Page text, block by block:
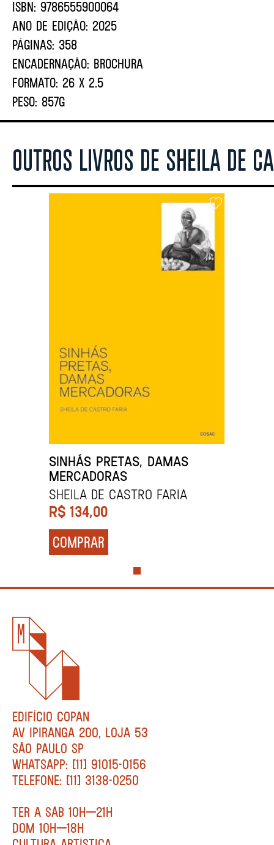
ISBN: 9786555900064
ANO DE EDIÇÃO: 2025
PÁGINAS: 358
ENCADERNAÇÃO: BROCHURA
FORMATO: 26 X 2.5
PESO: 857G
OUTROS LIVROS DE SHEILA DE
SINHÁS PRETAS, DAMAS
MERCADORAS
SHEILA DE CASTRO FARIA
R$ 134,00
COMPRAR
EDIFÍCIO COPAN
AV IPIRANGA 200, LOJA 53
SÃO PAULO SP
WHATSAPP: [11] 91015-0156
TELEFONE: [11] 3138-0250
TER A SÁB 10H—21H
DOM 10H—18H